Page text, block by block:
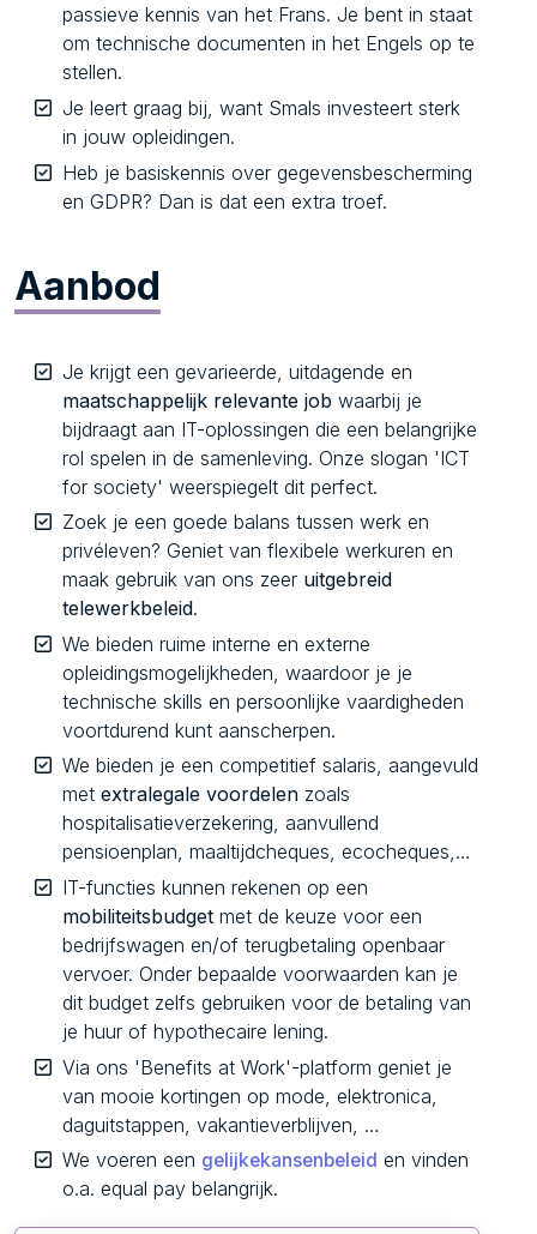
passieve kennis van het Frans. Je bent in staat
om technische documenten in het Engels op te
stellen.
Je leert graag bij, want Smals investeert sterk
in jouw opleidingen.
Heb je basiskennis over gegevensbescherming
en GDPR? Dan is dat een extra troef.
Aanbod
Je krijgt een gevarieerde, uitdagende en
maatschappelijk relevante job waarbij je
bijdraagt aan IT-oplossingen die een belangrijke
rol spelen in de samenleving. Onze slogan 'ICT
for society' weerspiegelt dit perfect.
Zoek je een goede balans tussen werk en
privéleven? Geniet van flexibele werkuren en
maak gebruik van ons zeer uitgebreid
telewerkbeleid.
We bieden ruime interne en externe
opleidingsmogelijkheden, waardoor je je
technische skills en persoonlijke vaardigheden
voortdurend kunt aanscherpen.
We bieden je een competitief salaris, aangevuld
met extralegale voordelen zoals
hospitalisatieverzekering, aanvullend
pensioenplan, maaltijdcheques, ecocheques,…
IT-functies kunnen rekenen op een
mobiliteitsbudget met de keuze voor een
bedrijfswagen en/of terugbetaling openbaar
vervoer. Onder bepaalde voorwaarden kan je
dit budget zelfs gebruiken voor de betaling van
je huur of hypothecaire lening.
Via ons 'Benefits at Work'-platform geniet je
van mooie kortingen op mode, elektronica,
daguitstappen, vakantieverblijven, …
We voeren een gelijkekansenbeleid en vinden
o.a. equal pay belangrijk.